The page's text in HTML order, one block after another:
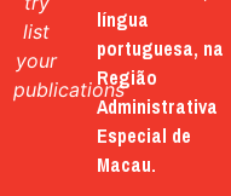
list
your
publications
língua
portuguesa, na
Região
Administrativa
Especial de
Macau.